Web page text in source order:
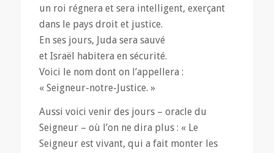
un roi régnera et sera intelligent, exerçant
dans le pays droit et justice.
En ses jours, Juda sera sauvé
et Israël habitera en sécurité.
Voici le nom dont on l’appellera :
« Seigneur-notre-Justice. »
Aussi voici venir des jours – oracle du
Seigneur – où l’on ne dira plus : « Le
Seigneur est vivant, qui a fait monter les